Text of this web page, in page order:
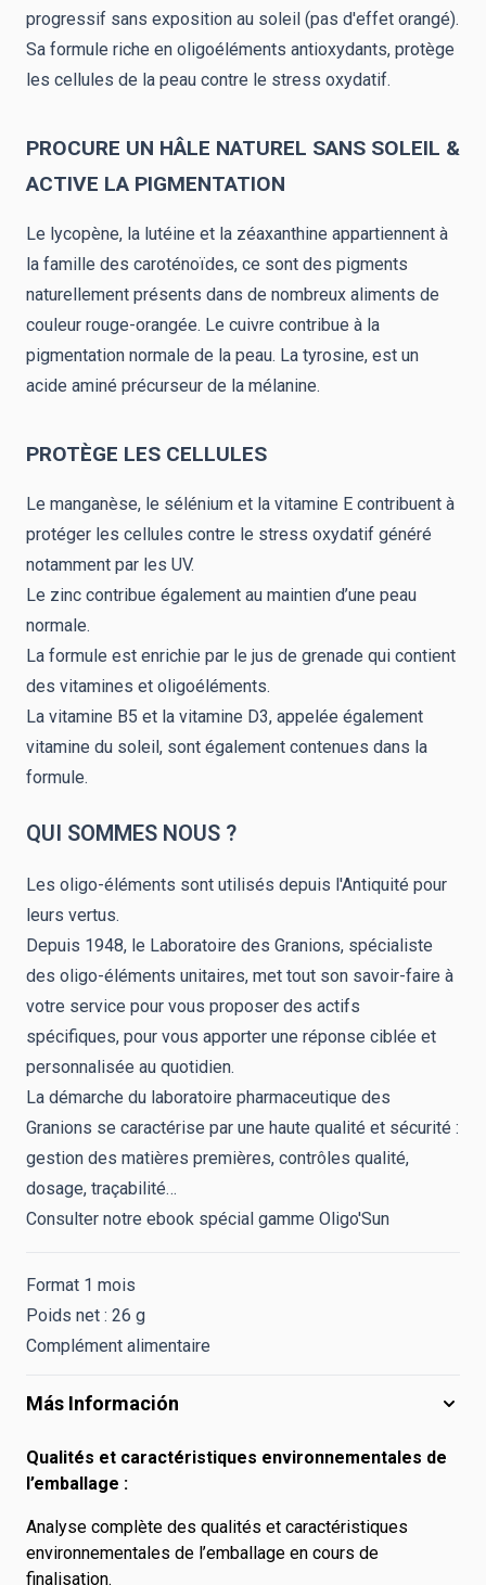
progressif sans exposition au soleil (pas d'effet orangé).
Sa formule riche en oligoéléments antioxydants, protège
les cellules de la peau contre le stress oxydatif.
PROCURE UN HÂLE NATUREL SANS SOLEIL &
ACTIVE LA PIGMENTATION
Le lycopène, la lutéine et la zéaxanthine appartiennent à
la famille des caroténoïdes, ce sont des pigments
naturellement présents dans de nombreux aliments de
couleur rouge-orangée. Le cuivre contribue à la
pigmentation normale de la peau. La tyrosine, est un
acide aminé précurseur de la mélanine.
PROTÈGE LES CELLULES
Le manganèse, le sélénium et la vitamine E contribuent à
protéger les cellules contre le stress oxydatif généré
notamment par les UV.
Le zinc contribue également au maintien d’une peau
normale.
La formule est enrichie par le jus de grenade qui contient
des vitamines et oligoéléments.
La vitamine B5 et la vitamine D3, appelée également
vitamine du soleil, sont également contenues dans la
formule.
QUI SOMMES NOUS ?
Les oligo-éléments sont utilisés depuis l'Antiquité pour
leurs vertus.
Depuis 1948, le Laboratoire des Granions, spécialiste
des oligo-éléments unitaires, met tout son savoir-faire à
votre service pour vous proposer des actifs
spécifiques, pour vous apporter une réponse ciblée et
personnalisée au quotidien.
La démarche du laboratoire pharmaceutique des
Granions se caractérise par une haute qualité et sécurité :
gestion des matières premières, contrôles qualité,
dosage, traçabilité…
Consulter notre ebook spécial gamme Oligo'Sun
Format 1 mois
Poids net : 26 g
Complément alimentaire
Más Información
Qualités et caractéristiques environnementales de
l’emballage :
Analyse complète des qualités et caractéristiques
environnementales de l’emballage en cours de
finalisation.